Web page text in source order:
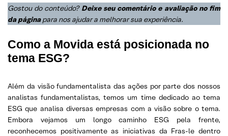
Gostou do conteúdo? Deixe seu comentário e avaliação no fim
da páginapara nos ajudar a melhorar sua experiência.
Como a Movida está posicionada no
tema ESG?
Além da visão fundamentalista das ações por parte dos nossos
analistas fundamentalistas, temos um time dedicado ao tema
ESG que analisa diversas empresas com a visão sobre o tema.
Embora vejamos um longo caminho ESG pela frente,
reconhecemos positivamente as iniciativas da Fras-le dentro